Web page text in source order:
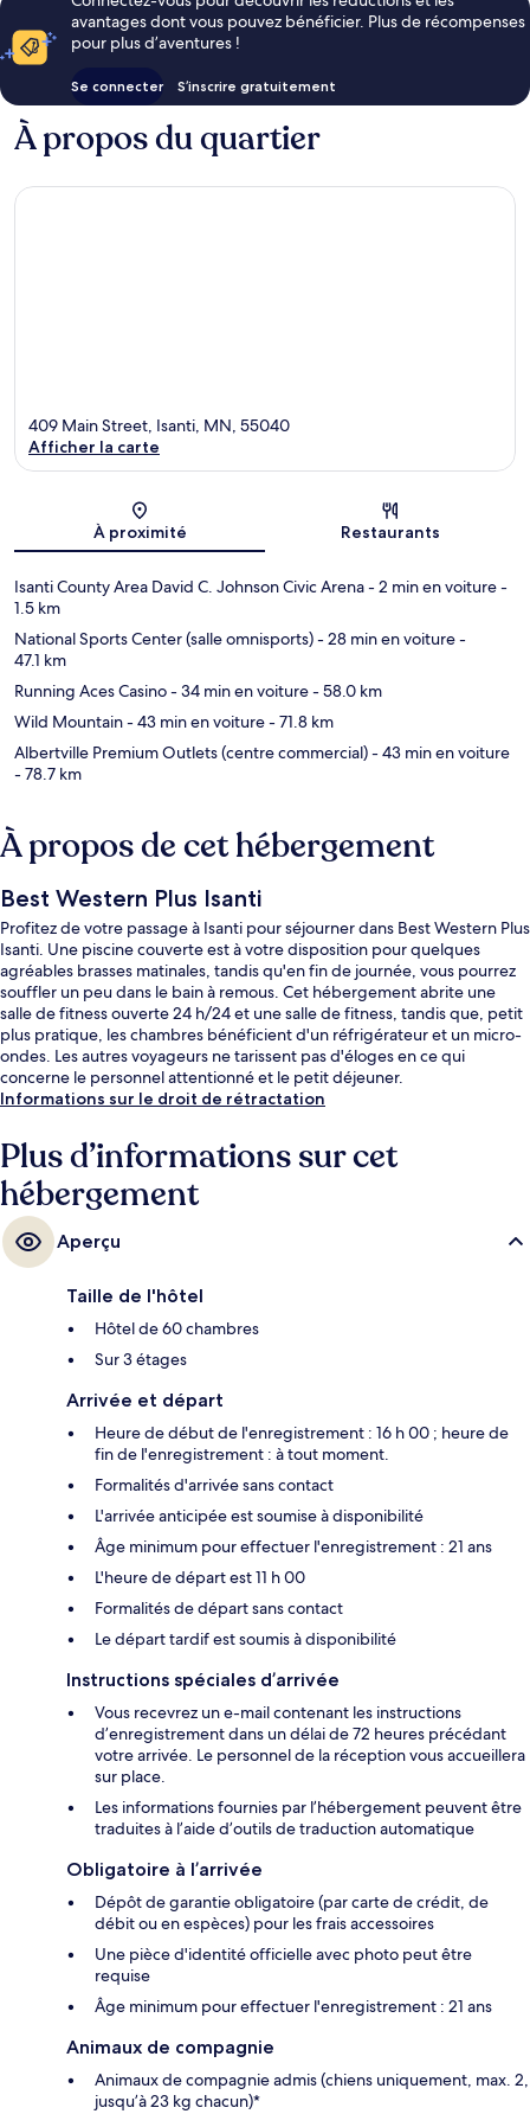
avantages dont vous pouvez bénéficier. Plus de récompenses
pour plus d’aventures !
Se connecter S’inscrire gratuitement
À propos du quartier
409 Main Street, Isanti, MN, 55040
Afficher la carte
À proximité Restaurants
Isanti County Area David C. Johnson Civic Arena- 2 min en voiture-
1.5 km
National Sports Center (salle omnisports)- 28 min en voiture-
47.1 km
Running Aces Casino- 34 min en voiture- 58.0 km
Wild Mountain- 43 min en voiture- 71.8 km
Albertville Premium Outlets (centre commercial)- 43 min en voiture
- 78.7 km
À propos de cet hébergement
Best Western Plus Isanti
Profitez de votre passage à Isanti pour séjourner dans Best Western Plus
Isanti. Une piscine couverte est à votre disposition pour quelques
agréables brasses matinales, tandis qu'en fin de journée, vous pourrez
souffler un peu dans le bain à remous. Cet hébergement abrite une
salle de fitness ouverte 24 h/24 et une salle de fitness, tandis que, petit
plus pratique, les chambres bénéficient d'un réfrigérateur et un micro-
ondes. Les autres voyageurs ne tarissent pas d'éloges en ce qui
concerne le personnel attentionné et le petit déjeuner.
Informations sur le droit de rétractation
Plus d’informations sur cet
hébergement
Aperçu
Taille de l'hôtel
Hôtel de 60 chambres
Sur 3 étages
Arrivée et départ
Heure de début de l'enregistrement : 16 h 00 ; heure de
fin de l'enregistrement : à tout moment.
Formalités d'arrivée sans contact
L'arrivée anticipée est soumise à disponibilité
Âge minimum pour effectuer l'enregistrement : 21 ans
L'heure de départ est 11 h 00
Formalités de départ sans contact
Le départ tardif est soumis à disponibilité
Instructions spéciales d’arrivée
Vous recevrez un e-mail contenant les instructions
d’enregistrement dans un délai de 72 heures précédant
votre arrivée. Le personnel de la réception vous accueillera
sur place.
Les informations fournies par l’hébergement peuvent être
traduites à l’aide d’outils de traduction automatique
Obligatoire à l’arrivée
Dépôt de garantie obligatoire (par carte de crédit, de
débit ou en espèces) pour les frais accessoires
Une pièce d'identité officielle avec photo peut être
requise
Âge minimum pour effectuer l'enregistrement : 21 ans
Animaux de compagnie
Animaux de compagnie admis (chiens uniquement, max. 2,
jusqu’à 23 kg chacun)*